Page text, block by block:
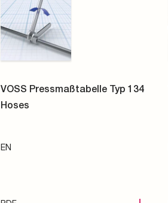
VOSS Pressmaßtabelle Typ 134
Hoses
EN